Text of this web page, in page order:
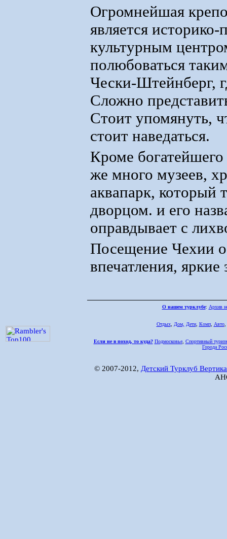
Огромнейшая
является
культурным
полюбоваться
Чески-Штейнберг,
Сложно
Стоит упомянуть,
стоит наведаться.
Кроме
же много музеев,
аквапарк, который
дворцом. и его
оправдывает с
Посещение Чехии
впечатления,
О нашем турклубе: Архив
Отдых, Дом, Дети, Комп, Авто,
Если не в поход, то куда? Подмосковье, Спортивный
Города
© 2007-2012, Детский Турклуб